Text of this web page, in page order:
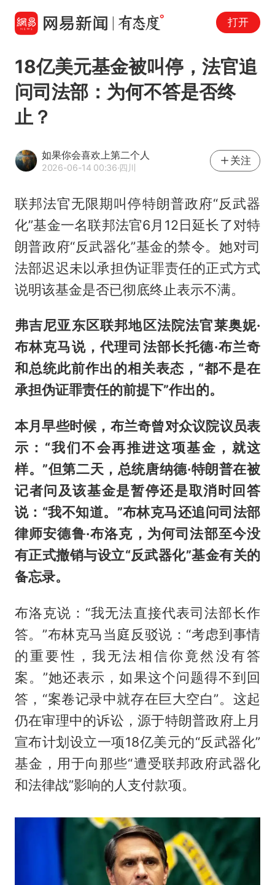
打开
18亿美元基金被叫停，法官追
问司法部：为何不答是否终
止？
如果你会喜欢上第二个人
2026-06-14 00:36·四川
关注
联邦法官无限期叫停特朗普政府“反武器
化”基金一名联邦法官6月12日延长了对特
朗普政府“反武器化”基金的禁令。她对司
法部迟迟未以承担伪证罪责任的正式方式
说明该基金是否已彻底终止表示不满。
弗吉尼亚东区联邦地区法院法官莱奥妮·
布林克马说，代理司法部长托德·布兰奇
和总统此前作出的相关表态，“都不是在
承担伪证罪责任的前提下”作出的。
本月早些时候，布兰奇曾对众议院议员表
示：“我们不会再推进这项基金，就这
样。”但第二天，总统唐纳德·特朗普在被
记者问及该基金是暂停还是取消时回答
说：“我不知道。”布林克马还追问司法部
律师安德鲁·布洛克，为何司法部至今没
有正式撤销与设立“反武器化”基金有关的
备忘录。
布洛克说：“我无法直接代表司法部长作
答。”布林克马当庭反驳说：“考虑到事情
的重要性，我无法相信你竟然没有答
案。”她还表示，如果这个问题得不到回
答，“案卷记录中就存在巨大空白”。这起
仍在审理中的诉讼，源于特朗普政府上月
宣布计划设立一项18亿美元的“反武器化”
基金，用于向那些“遭受联邦政府武器化
和法律战”影响的人支付款项。